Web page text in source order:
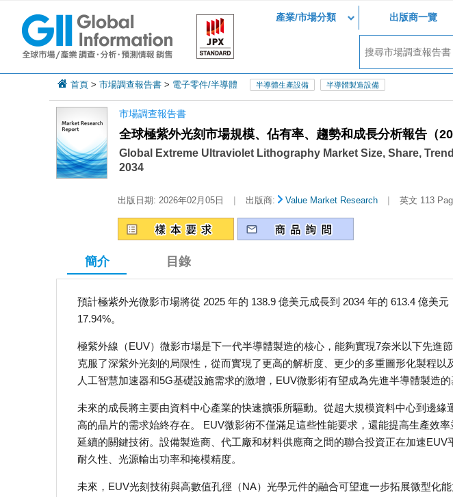
產業/市場分類 出版商一覽
首頁 > 市場調查報告書 > 電子零件/半導體 半導體生產設備 半導體製造設備
市場調查報告書
全球極紫外光刻市場規模、佔有率、趨勢和成長分析報告（
Global Extreme Ultraviolet Lithography Market Size, Share,
2034
出版日期: 2026年02月05日 | 出版商: Value Market Research | 英文 113
簡介 目錄
預計極紫外光微影市場將從 2025 年的 138.9 億美元成長到 2034 年的 613.4 億美
17.94%。
極紫外線（EUV）微影市場是下一代半導體製造的核心，能夠實現7奈米以下先進
克服了深紫外光刻的局限性，從而實現了更高的解析度、更少的多重圖形化製程以
人工智慧加速器和5G基礎設施需求的激增，EUV微影術有望成為先進半導體製造的
未來的成長將主要由資料中心產業的快速擴張所驅動。從超大規模資料中心到邊緣
高的晶片的需求始終存在。 EUV微影術不僅滿足這些性能要求，還能提高生產效
延續的關鍵技術。設備製造商、代工廠和材料供應商之間的聯合投資正在加速
耐久性、光源輸出功率和掩模精度。
未來，EUV光刻技術與高數值孔徑（NA）光學元件的融合可望進一步拓展微型化